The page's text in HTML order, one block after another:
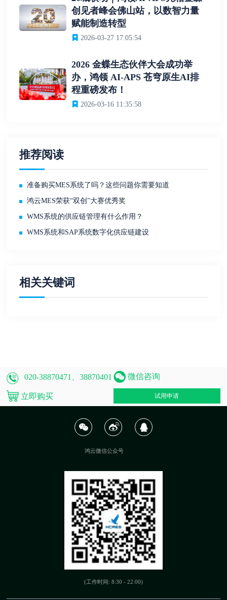
创见者峰会佛山站，以数智力量
赋能制造转型
2026-03-27 17:05:54
2026 金蝶生态伙伴大会成功举
办，鸿领 AI-APS 苍穹原生AI排
程重磅发布！
2026-03-16 11:35:58
推荐阅读
准备购买MES系统了吗？这些问题你需要知道
鸿云MES荣获“双创”大赛优秀奖
WMS系统的供应链管理有什么作用？
WMS系统和SAP系统数字化供应链建设
相关关键词
020-38870471、38870401 微信咨询
立即购买 试用申请
鸿云微信公众号
(工作时间: 8:30 - 22:00)